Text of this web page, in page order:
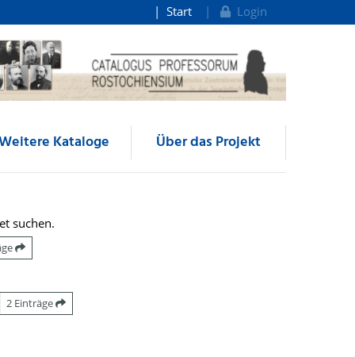
Start Login
Kataloge Über das Projekt
suchen.
2 Einträge